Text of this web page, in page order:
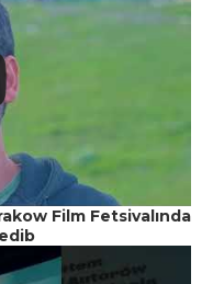
Film Fetsivalında